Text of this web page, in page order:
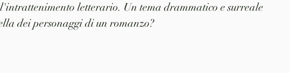
letterario. Un tema drammatico e surreale
dei personaggi di un romanzo?